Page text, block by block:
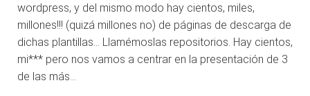
wordpress, y del mismo modo hay cientos, miles,
millones!!! (quizá millones no) de páginas de descarga de
dichas plantillas… Llamémoslas repositorios. Hay cientos,
mi*** pero nos vamos a centrar en la presentación de 3
de las más...